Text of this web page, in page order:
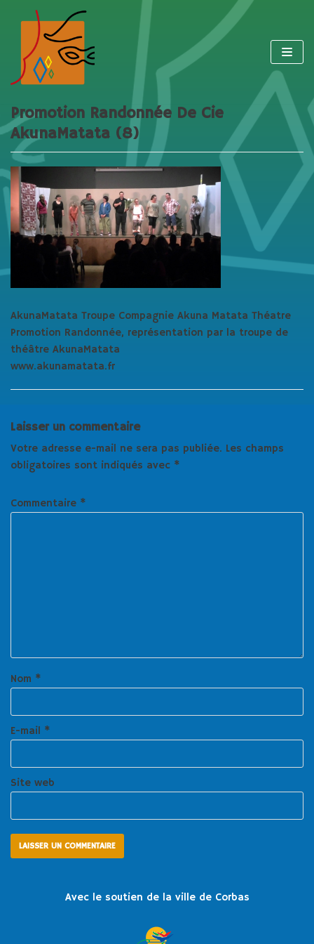
Aller
contenu
Promotion Randonnée De Cie
AkunaMatata (8)
AkunaMatata Troupe Compagnie Akuna Matata Théatre
Promotion Randonnée, représentation par la troupe de
théâtre AkunaMatata
www.akunamatata.fr
Laisser un commentaire
Votre adresse e-mail ne sera pas publiée. Les champs
obligatoires sont indiqués avec *
Commentaire *
Nom *
E-mail *
Site web
Avec le soutien de la ville de Corbas